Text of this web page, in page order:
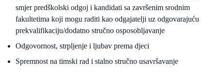
smjer predškolski odgoj i kandidati sa završenim srodnim
fakultetima koji mogu raditi kao odgajatelji uz odgovarajuću
prekvalifikaciju/dodatno stručno osposobljavanje
Odgovornost, strpljenje i ljubav prema djeci
Spremnost na timski rad i stalno stručno usavršavanje